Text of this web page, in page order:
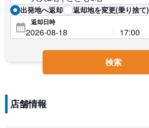
出発地へ返却 返却地を変更(乗り捨て)
返却日時
検索
店舗情報